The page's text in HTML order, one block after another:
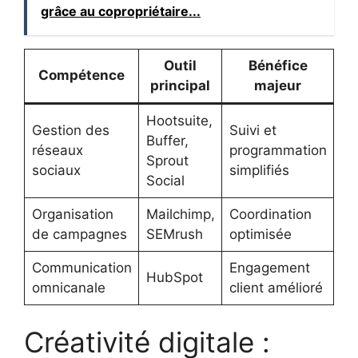
grâce au copropriétaire...
Compétence
Outil
principal
Bénéfice
majeur
Gestion des
réseaux
sociaux
Hootsuite,
Buffer,
Sprout
Social
Suivi et
programmation
simplifiés
Organisation
de campagnes
Mailchimp,
SEMrush
Coordination
optimisée
Communication
omnicanale
HubSpot
Engagement
client amélioré
Créativité digitale :